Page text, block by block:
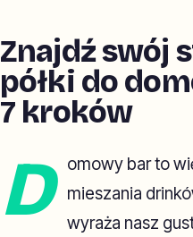
Znajdź swój
półki do
7 kroków
D
omowy bar to
mieszania
wyraża nasz